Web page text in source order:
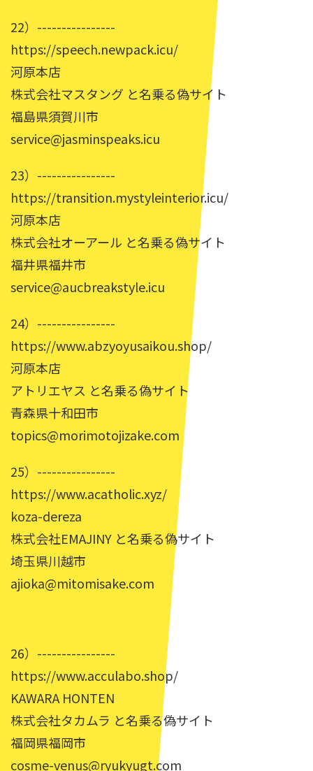
22）----------------
https://speech.newpack.icu/
河原本店
株式会社マスタング と名乗る偽サイト
福島県須賀川市
service@jasminspeaks.icu
23）----------------
https://transition.mystyleinterior.icu/
河原本店
株式会社オーアール と名乗る偽サイト
福井県福井市
service@aucbreakstyle.icu
24）----------------
https://www.abzyoyusaikou.shop/
河原本店
アトリエヤス と名乗る偽サイト
青森県十和田市
topics@morimotojizake.com
25）----------------
https://www.acatholic.xyz/
koza-dereza
株式会社EMAJINY と名乗る偽サイト
埼玉県川越市
ajioka@mitomisake.com
26）----------------
https://www.acculabo.shop/
KAWARA HONTEN
株式会社タカムラ と名乗る偽サイト
福岡県福岡市
cosme-venus@ryukyugt.com